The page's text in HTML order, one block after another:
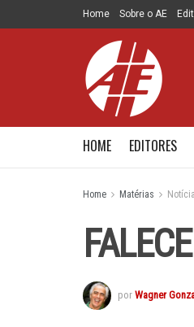
Home Sobre o AE
HOME EDITORES
Home Matérias
por Wagner